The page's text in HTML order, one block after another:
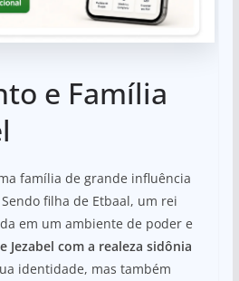
e Família
família de grande influência
filha de Etbaal, um rei
em um ambiente de poder e
Jezabel com a realeza sidônia
identidade, mas também